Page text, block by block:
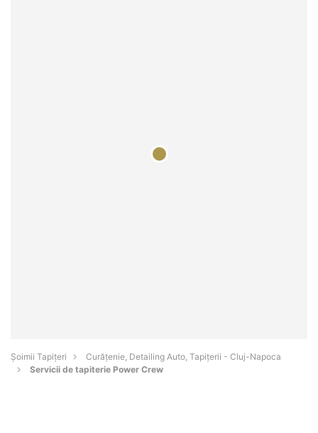
Șoimii Tapițeri
Curățenie, Detailing Auto, Tapițerii - Cluj-Napoca
Servicii de tapiterie Power Crew